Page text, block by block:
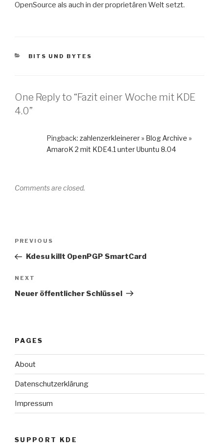
OpenSource als auch in der proprietären Welt setzt.
CATEGORIES
BITS UND BYTES
One Reply to “Fazit einer Woche mit KDE
4.0”
Pingback: zahlenzerkleinerer » Blog Archive »
AmaroK 2 mit KDE4.1 unter Ubuntu 8.04
Comments are closed.
Previous
Post
PREVIOUS
Kdesu killt OpenPGP SmartCard
Next
Post
NEXT
Neuer öffentlicher Schlüssel
PAGES
About
Datenschutzerklärung
Impressum
SUPPORT KDE